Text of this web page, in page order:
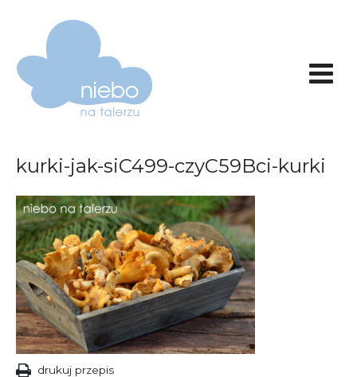
kurki-jak-siC499-czyC59Bci-kurki
drukuj przepis